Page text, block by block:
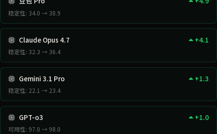
稳定性: 34.0 → 38.9
Claude Opus 4.7 +4.1
稳定性: 32.3 → 36.4
Gemini 3.1 Pro +1.3
稳定性: 22.1 → 23.4
GPT-o3 +1.0
可用性: 97.0 → 98.0